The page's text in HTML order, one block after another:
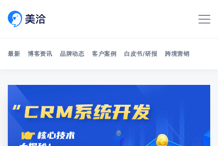
最新 博客资讯 品牌动态 客户案例 白皮书/研报 跨境营销